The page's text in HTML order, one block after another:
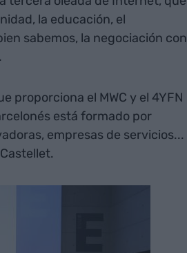
la educación, el
sabemos, la negociación con
proporciona el MWC y el 4YFN
está formado por
empresas de servicios...